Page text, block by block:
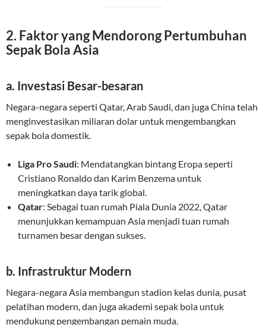
2. Faktor yang Mendorong Pertumbuhan
Sepak Bola Asia
a. Investasi Besar-besaran
Negara-negara seperti Qatar, Arab Saudi, dan juga China telah
menginvestasikan miliaran dolar untuk mengembangkan
sepak bola domestik.
Liga Pro Saudi: Mendatangkan bintang Eropa seperti
Cristiano Ronaldo dan Karim Benzema untuk
meningkatkan daya tarik global.
Qatar: Sebagai tuan rumah Piala Dunia 2022, Qatar
menunjukkan kemampuan Asia menjadi tuan rumah
turnamen besar dengan sukses.
b. Infrastruktur Modern
Negara-negara Asia membangun stadion kelas dunia, pusat
pelatihan modern, dan juga akademi sepak bola untuk
mendukung pengembangan pemain muda.